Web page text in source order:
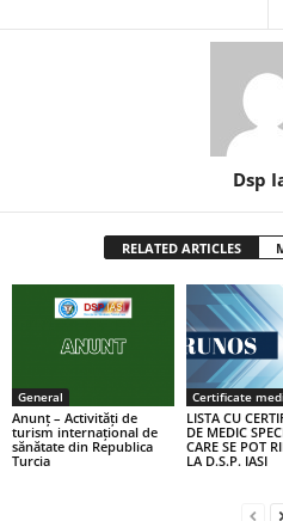
Dsp
RELATED ARTICLES
General
Anunț – Activități de
turism internațional de
sănătate din Republica
Turcia
LISTA CU
DE MEDIC
CARE SE POT
LA D.S.P. IASI